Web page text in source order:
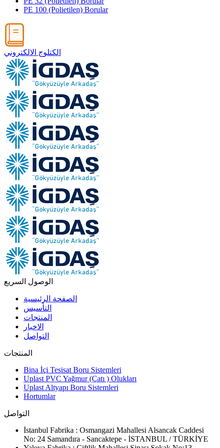
PE 100 (Polietilen) Borular
الكتلوج الالكتروني
الوصول السريع
الصفحة الرئيسية
التأسيس
المنتجات
الاخبار
التواصل
المنتجات
Bina İçi Tesisat Boru Sistemleri
Uplast PVC Yağmur (Çatı ) Olukları
Uplast Altyapı Boru Sistemleri
Hortumlar
التواصل
İstanbul Fabrika : Osmangazi Mahallesi Alsancak Caddesi
No: 24 Samandıra - Sancaktepe - İSTANBUL / TÜRKİYE